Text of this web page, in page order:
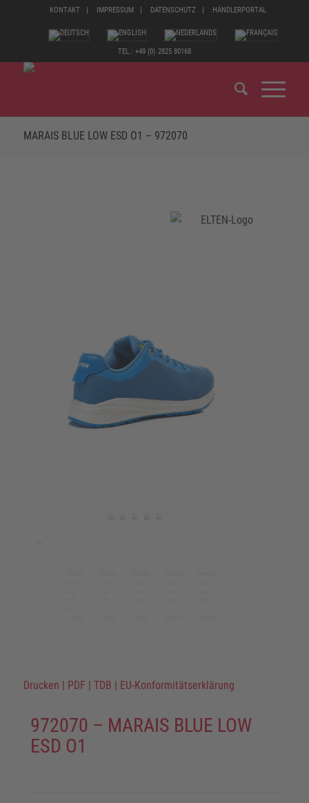
KONTAKT IMPRESSUM DATENSCHUTZ HÄNDLERPORTAL
TEL.: +49 (0) 2825 80168
MARAIS BLUE LOW ESD O1 – 972070
Drucken | PDF | TDB | EU-Konformitätserklärung
972070 – MARAIS BLUE LOW
ESD O1